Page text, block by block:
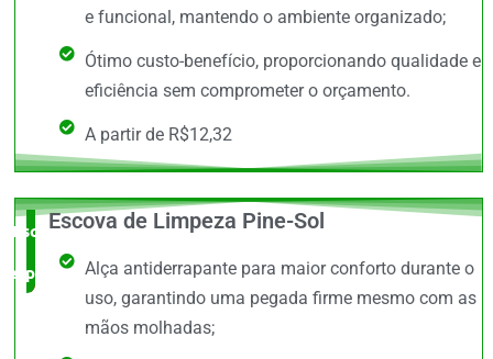
e funcional, mantendo o ambiente organizado;
Ótimo custo-benefício, proporcionando qualidade e
eficiência sem comprometer o orçamento.
A partir de R$12,32
Escolha do
especialista
Escova de Limpeza Pine-Sol
Alça antiderrapante para maior conforto durante o
uso, garantindo uma pegada firme mesmo com as
mãos molhadas;